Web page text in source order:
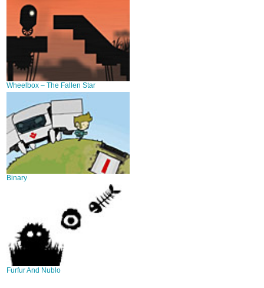
Wheelbox – The Fallen Star
Binary
Furfur And Nublo